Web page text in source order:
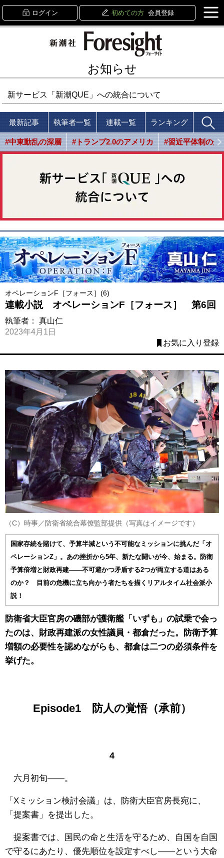
ログイン 初めての方 会員登録
お知らせ
新サービス「新潮QUE」への統合について
最新記事 執筆者一覧 連載一覧 ランキング
#中東動乱の深層 #トランプ2.0のアメリカ #習近平体制の光
オペレーションF［フォース］(6)
連載小説 オペレーションF［フォース］ 第6回
執筆者： 真山仁
2023年4月1日
お気に入り登録
（C）時事／防衛省統合幕僚監部提供（写真はイメージです）
国家存続を賭けて、予算半減という不可能なミッションに挑んだ「オ
ペレーションZ」。あの挫折から5年、新たな闘いが今、始まる。防衛
予算倍増と財政再建――不可避かつ矛盾する2つが両立する道はある
のか？ 目前の危機に立ち向かう者たちを描くリアルタイム社会派小
説！
防衛省大臣官房の磯部が護衛艦「いずも」の試乗で会っ
たのは、財政再建派の女性議員・都倉だった。防衛予算
増額の必要性を認めながらも、都倉は二つの必須条件を
挙げた。
Episode1 防人の覚悟（承前）
4
六月初旬――。
「Xミッション検討会議」は、防衛大臣官房長宛に、
「提案書」を提出した。
提案書では、国民の命と生活を守るため、自国を自国
で守るにあたり、優先順位を設定すべし――という大命